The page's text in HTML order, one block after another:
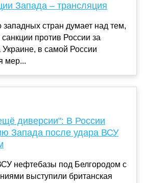
Запада – трансляция
западных стран думает над тем,
против России за
в самой России
мер...
диверсии": В России
Запада после удара ВСУ
нефтебазы под Белгородом с
выступили британская